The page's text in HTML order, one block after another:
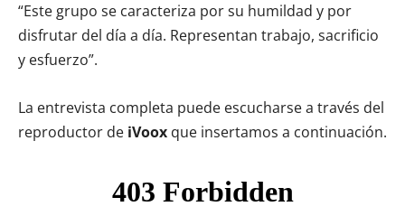
“Este grupo se caracteriza por su humildad y por
disfrutar del día a día. Representan trabajo, sacrificio
y esfuerzo”.
La entrevista completa puede escucharse a través del
reproductor de iVoox que insertamos a continuación.